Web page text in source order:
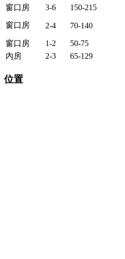
窗口房
3-6 150-215
窗口房 2-4 70-140
窗口房 1-2 50-75
內房
2-3 65-129
位置